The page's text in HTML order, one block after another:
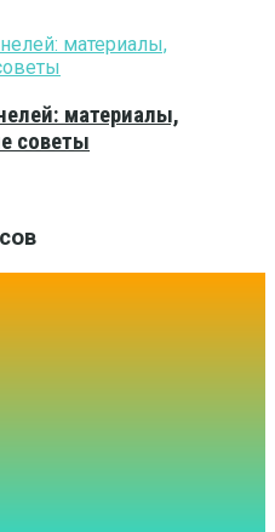
материалы,
советы